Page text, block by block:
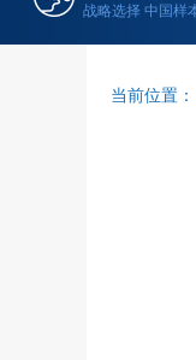
战略选择 中国样
当前位置：